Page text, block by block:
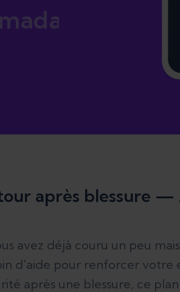
après blessure —
avez déjà couru un peu
d'aide pour renforcer votre
après une blessure, ce